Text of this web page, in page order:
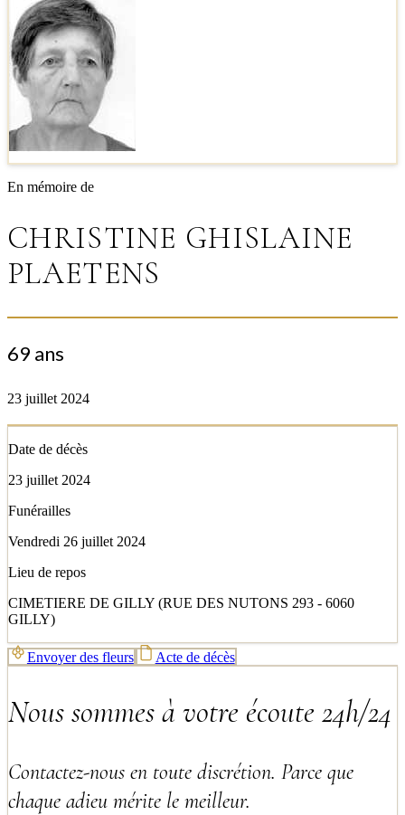
En mémoire de
CHRISTINE GHISLAINE
PLAETENS
69 ans
23 juillet 2024
Date de décès
23 juillet 2024
Funérailles
Vendredi 26 juillet 2024
Lieu de repos
CIMETIERE DE GILLY (RUE DES NUTONS 293 - 6060
GILLY)
Envoyer des fleurs Acte de décès
Nous sommes à votre écoute 24h/24
Contactez-nous en toute discrétion. Parce que
chaque adieu mérite le meilleur.